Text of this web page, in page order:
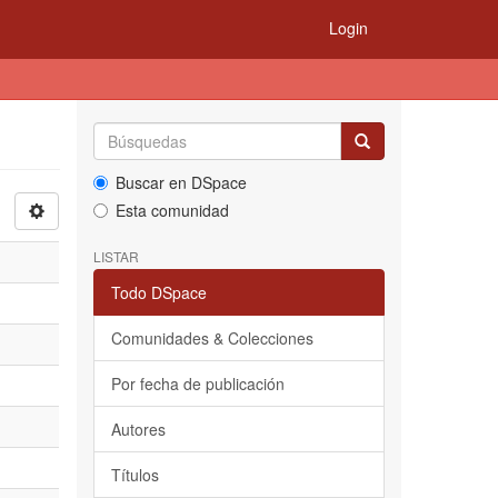
Login
Buscar en DSpace
Esta comunidad
LISTAR
Todo DSpace
Comunidades & Colecciones
Por fecha de publicación
Autores
Títulos